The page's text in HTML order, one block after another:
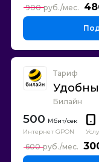
900
Тариф
Билайн
500
Интернет GPON
600